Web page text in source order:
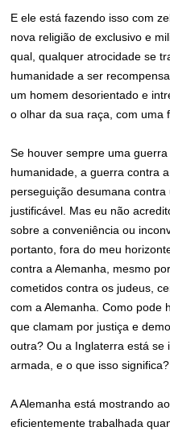
E ele está fazendo isso com
nova religião de exclusivo e
qual, qualquer atrocidade se
humanidade a ser
um homem desorientado e
o olhar da sua raça, com uma
Se houver sempre uma
humanidade, a guerra contra
perseguição desumana
justificável. Mas eu não
sobre a conveniência ou
portanto, fora do meu
contra a Alemanha, mesmo
cometidos contra os judeus,
com a Alemanha. Como pode
que clamam por justiça e
outra? Ou a Inglaterra está se
armada, e o que isso significa?
A Alemanha está mostrando
eficientemente trabalhada